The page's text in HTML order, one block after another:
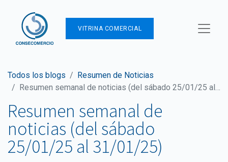
VITRINA COMERCIAL
Todos los blogs
Resumen de Noticias
Resumen semanal de noticias (del sábado 25/01/25 al 31/01/25)
Resumen semanal de
noticias (del sábado
25/01/25 al 31/01/25)